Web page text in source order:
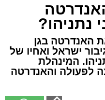
נתניהו?
האנדרטה בגן
ישראל ואחיו של
המינהלת
לפעולה והאנדרטה